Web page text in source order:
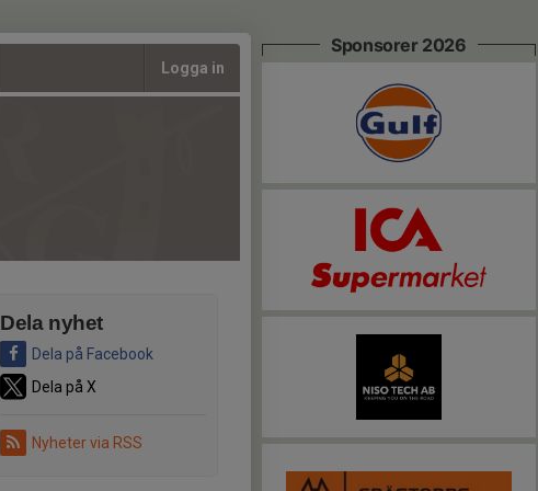
Logga in
Dela nyhet
Dela på Facebook
Dela på X
Nyheter via RSS
Sponsorer 2026